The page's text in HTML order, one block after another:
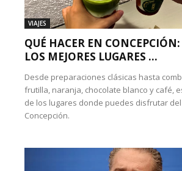
VIAJES
QUÉ HACER EN CONCEPCIÓN:
LOS MEJORES LUGARES ...
Desde preparaciones clásicas hasta
frutilla, naranja, chocolate blanco y café,
de los lugares donde puedes disfrutar
Concepción.